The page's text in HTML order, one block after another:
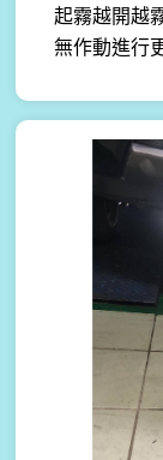
起霧越開越
無作動進行